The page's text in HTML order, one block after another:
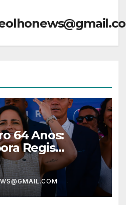
64 Anos:
Regis
João Isidório
ao aniversário